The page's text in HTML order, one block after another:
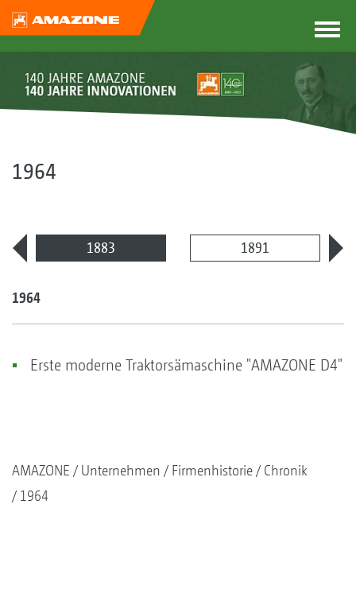
1964
1883 1891
1964
Erste moderne Traktorsämaschine "AMAZONE D4"
AMAZONE Unternehmen Firmenhistorie
Chronik
1964